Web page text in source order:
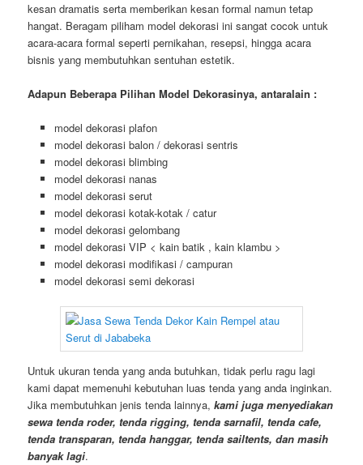
kesan dramatis serta memberikan kesan formal namun tetap
hangat. Beragam piliham model dekorasi ini sangat cocok untuk
acara-acara formal seperti pernikahan, resepsi, hingga acara
bisnis yang membutuhkan sentuhan estetik.
Adapun Beberapa Pilihan Model Dekorasinya, antaralain :
model dekorasi plafon
model dekorasi balon / dekorasi sentris
model dekorasi blimbing
model dekorasi nanas
model dekorasi serut
model dekorasi kotak-kotak / catur
model dekorasi gelombang
model dekorasi VIP < kain batik , kain klambu >
model dekorasi modifikasi / campuran
model dekorasi semi dekorasi
Untuk ukuran tenda yang anda butuhkan, tidak perlu ragu lagi
kami dapat memenuhi kebutuhan luas tenda yang anda inginkan.
Jika membutuhkan jenis tenda lainnya,kami juga menyediakan
sewa tenda roder, tenda rigging, tenda sarnafil, tenda cafe,
tenda transparan, tenda hanggar, tenda sailtents, dan masih
banyak lagi.